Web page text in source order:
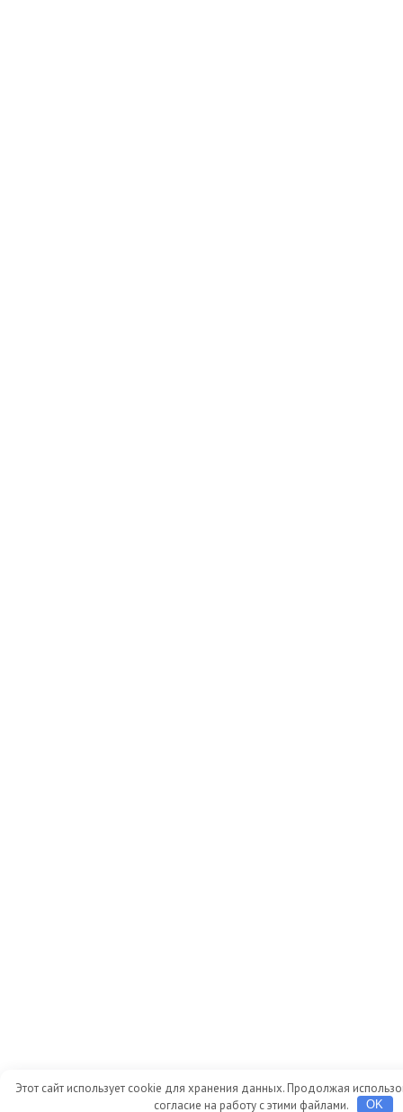
Этот сайт использует cookie для хранения данных. Продолжая
согласие на работу с этими файлами.
OK